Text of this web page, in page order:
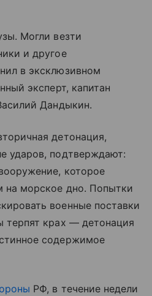
Могли везти
и другое
в эксклюзивном
эксперт, капитан
Дандыкин.
детонация,
ударов, подтверждают:
которое
на морское дно. Попытки
военные поставки
терпят крах — детонация
содержимое
РФ, в течение недели